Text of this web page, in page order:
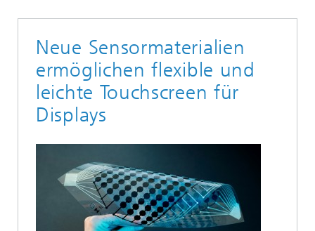
Neue Sensormaterialien
ermöglichen flexible und
leichte Touchscreen für
Displays